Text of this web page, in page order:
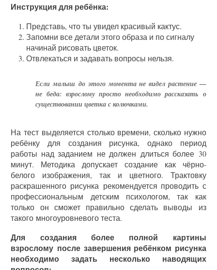
Инструкция для ребёнка:
Представь, что ты увидел красивый кактус.
Запомни все детали этого образа и по сигналу
начинай рисовать цветок.
Отвлекаться и задавать вопросы нельзя.
Если малыш до этого момента не видел растение —
не беда: взрослому просто необходимо рассказать о
существовании цветка с колючками.
На тест выделяется столько времени, сколько нужно
ребёнку для создания рисунка, однако период
работы над заданием не должен длиться более 30
минут. Методика допускает создание как чёрно-
белого изображения, так и цветного. Трактовку
раскрашенного рисунка рекомендуется проводить с
профессиональным детским психологом, так как
только он сможет правильно сделать выводы из
такого многоуровневого теста.
Для создания более полной картины
взрослому после завершения ребёнком рисунка
необходимо задать несколько наводящих